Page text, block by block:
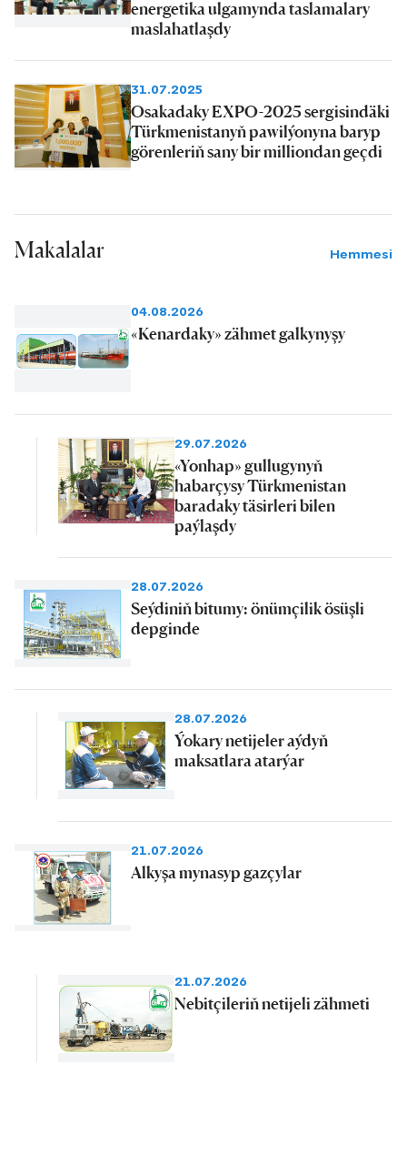
energetika ulgamynda taslamalary
maslahatlaşdy
31.07.2025
Osakadaky EXPO-2025 sergisindäki
Türkmenistanyň pawilýonyna baryp
görenleriň sany bir milliondan geçdi
Makalalar Hemmesi
04.08.2026
«Kenardaky» zähmet galkynyşy
29.07.2026
«Yonhap» gullugynyň
habarçysy Türkmenistan
baradaky täsirleri bilen
paýlaşdy
28.07.2026
Seýdiniň bitumy: önümçilik ösüşli
depginde
28.07.2026
Ýokary netijeler aýdyň
maksatlara atarýar
21.07.2026
Alkyşa mynasyp gazçylar
21.07.2026
Nebitçileriň netijeli zähmeti